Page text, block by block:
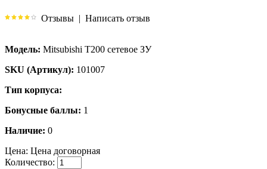
Отзывы | Написать отзыв
Модель: Mitsubishi T200 сетевое ЗУ
SKU (Артикул): 101007
Тип корпуса:
Бонусные баллы: 1
Наличие: 0
Цена: Цена договорная
Количество: